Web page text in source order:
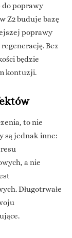
do poprawy
Z2 buduje bazę
poprawy
Bez
będzie
kontuzji.
to nie
są jednak inne:
a nie
Długotrwałe